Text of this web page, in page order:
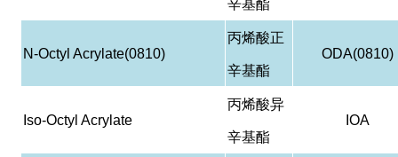
辛基酯
N-Octyl Acrylate(0810)
丙烯酸正
辛基酯
ODA(0810)
Iso-Octyl Acrylate
丙烯酸异
辛基酯
IOA